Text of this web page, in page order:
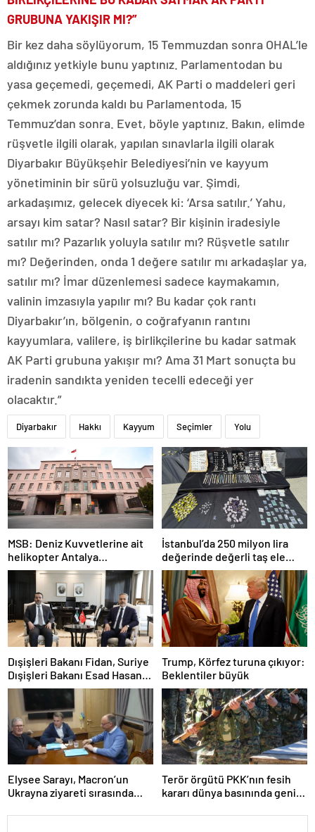
GRUBUNA YAKIŞIR MI?”
Bir kez daha söylüyorum, 15 Temmuzdan sonra OHAL’le
aldığınız yetkiyle bunu yaptınız. Parlamentodan bu
yasa geçemedi, geçemedi, AK Parti o maddeleri geri
çekmek zorunda kaldı bu Parlamentoda, 15
Temmuz’dan sonra. Evet, böyle yaptınız. Bakın, elimde
rüşvetle ilgili olarak, yapılan sınavlarla ilgili olarak
Diyarbakır Büyükşehir Belediyesi’nin ve kayyum
yönetiminin bir sürü yolsuzluğu var. Şimdi,
arkadaşımız, gelecek diyecek ki: ‘Arsa satılır.’ Yahu,
arsayı kim satar? Nasıl satar? Bir kişinin iradesiyle
satılır mı? Pazarlık yoluyla satılır mı? Rüşvetle satılır
mı? Değerinden, onda 1 değere satılır mı arkadaşlar ya,
satılır mı? İmar düzenlemesi sadece kaymakamın,
valinin imzasıyla yapılır mı? Bu kadar çok rantı
Diyarbakır’ın, bölgenin, o coğrafyanın rantını
kayyumlara, valilere, iş birlikçilerine bu kadar satmak
AK Parti grubuna yakışır mı? Ama 31 Mart sonuçta bu
iradenin sandıkta yeniden tecelli edeceği yer
olacaktır.”
Diyarbakır Hakkı Kayyum Seçimler Yolu
MSB: Deniz Kuvvetlerine ait
helikopter Antalya
açıklarında acil iniş yaptı
İstanbul’da 250 milyon lira
değerinde değerli taş ele
geçirildi
Dışişleri Bakanı Fidan, Suriye
Dışişleri Bakanı Esad Hasan
Şeybani ile görüştü
Trump, Körfez turuna çıkıyor:
Beklentiler büyük
Elysee Sarayı, Macron’un
Ukrayna ziyareti sırasında
iddiasını yalanladı
Terör örgütü PKK’nın fesih
kararı dünya basınında geniş